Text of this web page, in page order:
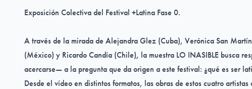
Exposición Colectiva del Festival +Latina Fase 0.
A través de la mirada de Alejandra Glez (Cuba), Verónica San Martín
(México) y Ricardo Candía (Chile), la muestra LO INASIBLE busca
acercarse— a la pregunta que da origen a este festival: ¿qué es ser
Desde el vídeo en distintos formatos, las obras de estos cuatro artistas